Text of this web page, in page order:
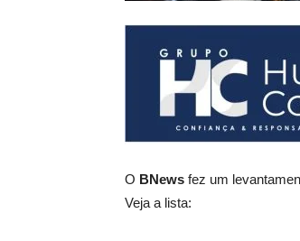
O BNews fez um
Veja a lista: